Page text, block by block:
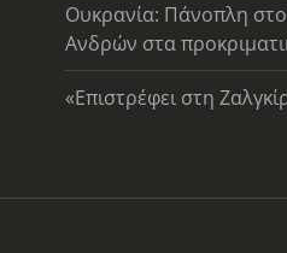
Ουκρανία: Πάνοπλη
Ανδρών στα
«Επιστρέφει στη